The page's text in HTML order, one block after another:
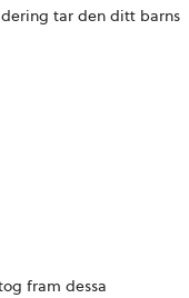
tar den ditt barns
fram dessa